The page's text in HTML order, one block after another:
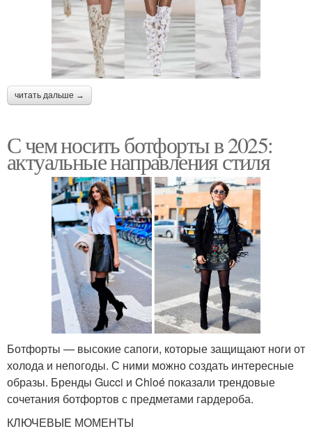
читать дальше →
С чем носить ботфорты в 2025:
актуальные направления стиля
Ботфорты — высокие сапоги, которые защищают ноги от
холода и непогоды. С ними можно создать интересные
образы. Бренды Gucci и Chloé показали трендовые
сочетания ботфортов с предметами гардероба.
КЛЮЧЕВЫЕ МОМЕНТЫ